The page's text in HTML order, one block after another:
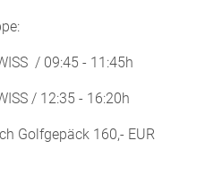
/ 09:45 - 11:45h
/ 12:35 - 16:20h
Golfgepäck 160,- EUR